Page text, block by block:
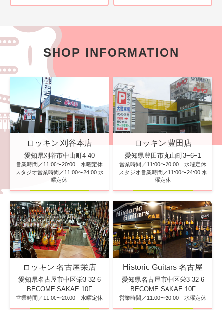
SHOP INFORMATION
ロッキン 刈谷本店
愛知県刈谷市中山町4-40
営業時間／11:00〜20:00 水曜定休
スタジオ営業時間／11:00〜24:00 水
曜定休
ロッキン 豊田店
愛知県豊田市丸山町3−6−1
営業時間／11:00〜20:00 水曜定休
スタジオ営業時間／11:00〜24:00 水
曜定休
ロッキン 名古屋栄店
愛知県名古屋市中区栄3-32-6
BECOME SAKAE 10F
営業時間／11:00〜20:00 水曜定休
Historic Guitars 名古屋
愛知県名古屋市中区栄3-32-6
BECOME SAKAE 10F
営業時間／11:00〜20:00 水曜定休